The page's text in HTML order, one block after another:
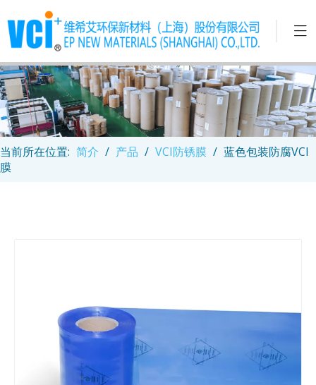
当前所在位置: 简介 / 产品 / VCI防锈膜 / 蓝色包装防腐VCI
膜